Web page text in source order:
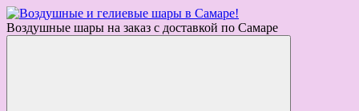
Воздушные шары на заказ с доставкой по Самаре